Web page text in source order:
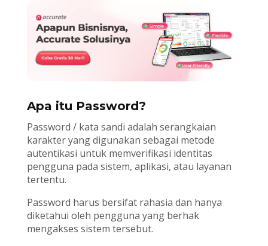
Apa itu Password?
Password / kata sandi adalah serangkaian
karakter yang digunakan sebagai metode
autentikasi untuk memverifikasi identitas
pengguna pada sistem, aplikasi, atau layanan
tertentu.
Password harus bersifat rahasia dan hanya
diketahui oleh pengguna yang berhak
mengakses sistem tersebut.